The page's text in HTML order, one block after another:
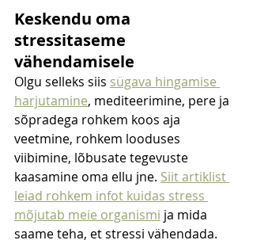
Keskendu oma
stressitaseme
vähendamisele
Olgu selleks siis sügava hingamise
harjutamine, mediteerimine, pere ja
sõpradega rohkem koos aja
veetmine, rohkem looduses
viibimine, lõbusate tegevuste
kaasamine oma ellu jne. Siit artiklist
leiad rohkem infot kuidas stress
mõjutab meie organismi ja mida
saame teha, et stressi vähendada.